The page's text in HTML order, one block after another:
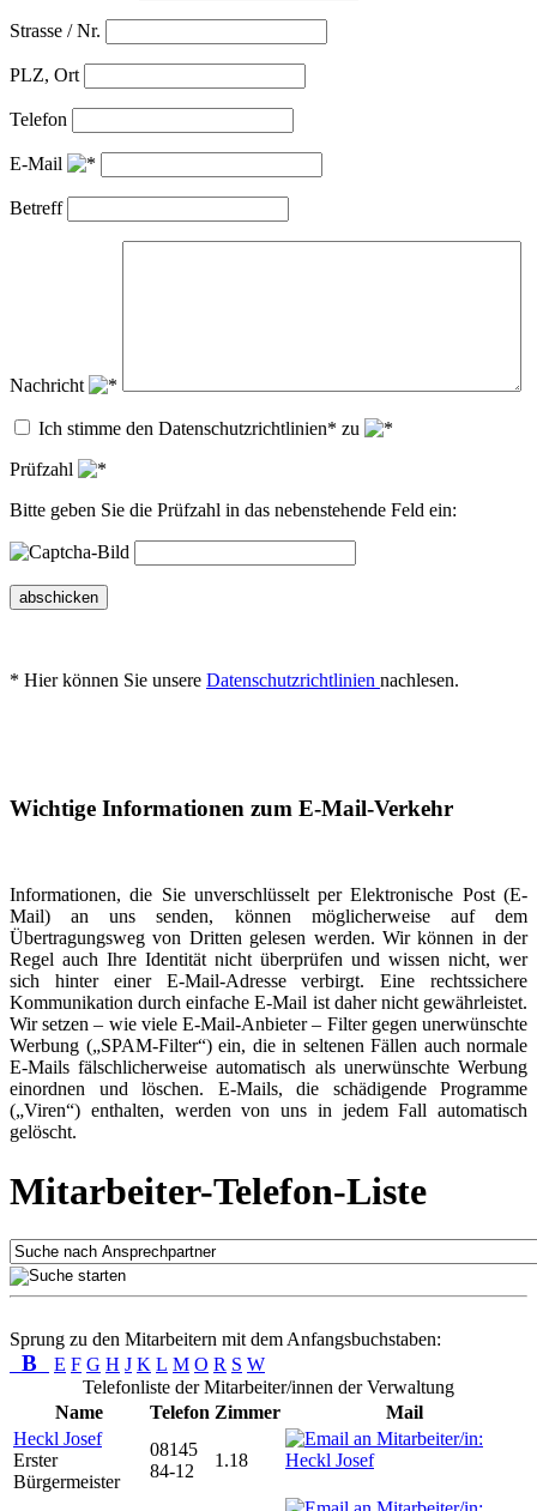
Strasse / Nr.
PLZ, Ort
Telefon
E-Mail
Betreff
Nachricht
Ich stimme den Datenschutzrichtlinien* zu
Prüfzahl
Bitte geben Sie die Prüfzahl in das nebenstehende Feld ein:
abschicken
* Hier können Sie unsere Datenschutzrichtlinien nachlesen.
Wichtige Informationen zum E-Mail-Verkehr
Informationen, die Sie unverschlüsselt per Elektronische Post (E-
Mail) an uns senden, können möglicherweise auf dem
Übertragungsweg von Dritten gelesen werden. Wir können in der
Regel auch Ihre Identität nicht überprüfen und wissen nicht, wer
sich hinter einer E-Mail-Adresse verbirgt. Eine rechtssichere
Kommunikation durch einfache E-Mail ist daher nicht gewährleistet.
Wir setzen – wie viele E-Mail-Anbieter – Filter gegen unerwünschte
Werbung („SPAM-Filter“) ein, die in seltenen Fällen auch normale
E-Mails fälschlicherweise automatisch als unerwünschte Werbung
einordnen und löschen. E-Mails, die schädigende Programme
(„Viren“) enthalten, werden von uns in jedem Fall automatisch
gelöscht.
Mitarbeiter-Telefon-Liste
Sprung zu den Mitarbeitern mit dem Anfangsbuchstaben:
B E F G H J K L M O R S W
Telefonliste der Mitarbeiter/innen der Verwaltung
Name
Telefon Zimmer
Mail
Heckl Josef
Erster
Bürgermeister
08145
84-12
1.18